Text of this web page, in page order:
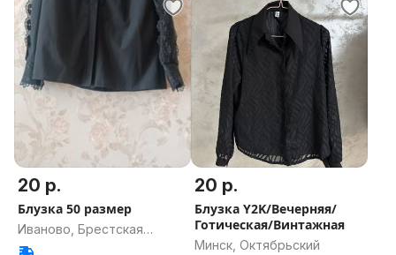
20 р.
Блузка 50 размер
Иваново, Брестская
область
20 р.
Блузка Y2K/Вечерняя/
Готическая/Винтажная
Минск, Октябрьский